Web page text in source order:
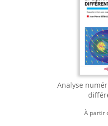
Analyse
À partir